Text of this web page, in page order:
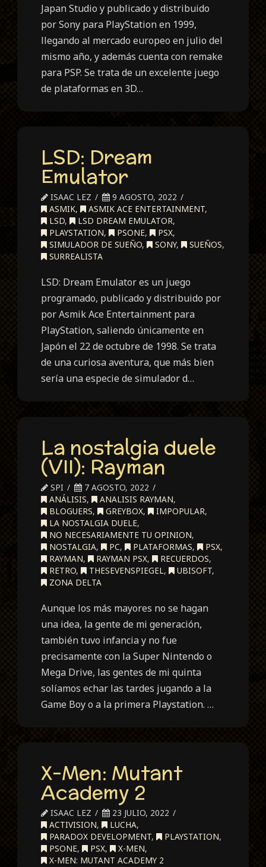
Japan Studio y publicado y distribuido
por Sony para PlayStation en 1999,
llegando al mercado europeo en julio del
mismo año, y además cuenta con remake
para PSP. Se trata de un excelente juego
de plataformas en 3D…
LSD: Dream
Emulator
ISAAC LEZ
9 AGOSTO, 2022
ASMIK, ASMIK ACE ENTERTAINMENT,
LSD, LSD DREAM EMULATOR,
PLAYSTATION, PSONE, PSX,
SIMULADOR DE SUEÑO, SONY, SUEÑOS,
SURREALISTA
LSD: Dream Emulator es un juego
programado, publicado y distribuido por
por Asmik Ace Entertainment para
PlayStation, saliendo únicamente en
Japón el 22 de octubre de 1998. Se trata
de una curiosa aventura, que más bien
sería una especie de simulador d…
La nostalgia duele
(VII): Rayman
SPI
7 AGOSTO, 2022
ANÁLISIS, ANALISIS RAYMAN,
BLOGUERS, GREYBOX, IMPOPULAR,
LA NOSTALGIA DUELE,
NO NECESARIAMENTE TU OPINION,
NOSTALGIA, PC, PLATAFORMAS, PSX,
RAYMAN, RAYMAN PSX, RECUERDOS,
RETRO, THESEVENSPIEGEL, UBISOFT,
ZONA DELTA
Aunque los más mayores no se hagan
una idea, la gente de mi generación,
también tuvo infancia y no fue
precisamente con la Super Nintendo o
Mega Drive, las gentes de mi quinta
solíamos echar las tardes jugando a la
Game Boy o a la primera Playstation. …
X-Men: Mutant
Academy 2
ISAAC LEZ
23 JULIO, 2022
ACTIVISION, LUCHA,
PARADOX DEVELOPMENT, PLAYSTATION,
PSONE, PSX, X-MEN,
X-MEN: MUTANT ACADEMY 2